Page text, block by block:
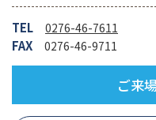
TEL 0276-46-7611
FAX 0276-46-9711
ご来